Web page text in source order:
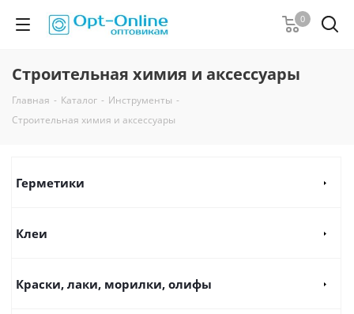
0
Строительная химия и аксессуары
Главная - Каталог - Инструменты -
Строительная химия и аксессуары
Герметики
Клеи
Краски, лаки, морилки, олифы